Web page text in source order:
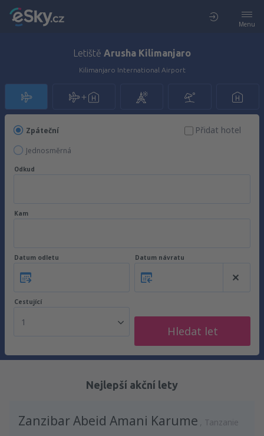
Menu
Letiště Arusha Kilimanjaro
Kilimanjaro International Airport
Zpáteční
Jednosměrná
Přidat hotel
Odkud
Kam
Datum odletu Datum návratu
Cestující
1
Hledat let
Nejlepší akční lety
Zanzibar Abeid Amani Karume Tanzanie